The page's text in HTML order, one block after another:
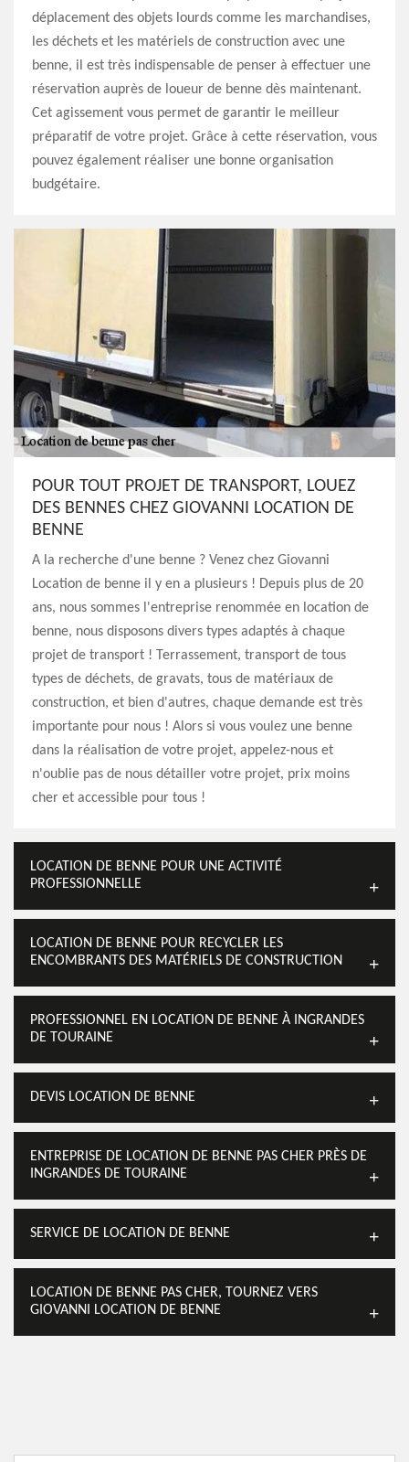
déplacement des objets lourds comme les marchandises,
les déchets et les matériels de construction avec une
benne, il est très indispensable de penser à effectuer une
réservation auprès de loueur de benne dès maintenant.
Cet agissement vous permet de garantir le meilleur
préparatif de votre projet. Grâce à cette réservation, vous
pouvez également réaliser une bonne organisation
budgétaire.
POUR TOUT PROJET DE TRANSPORT, LOUEZ
DES BENNES CHEZ GIOVANNI LOCATION DE
BENNE
A la recherche d'une benne ? Venez chez Giovanni
Location de benne il y en a plusieurs ! Depuis plus de 20
ans, nous sommes l'entreprise renommée en location de
benne, nous disposons divers types adaptés à chaque
projet de transport ! Terrassement, transport de tous
types de déchets, de gravats, tous de matériaux de
construction, et bien d'autres, chaque demande est très
importante pour nous ! Alors si vous voulez une benne
dans la réalisation de votre projet, appelez-nous et
n'oublie pas de nous détailler votre projet, prix moins
cher et accessible pour tous !
LOCATION DE BENNE POUR UNE ACTIVITÉ
PROFESSIONNELLE
LOCATION DE BENNE POUR RECYCLER LES
ENCOMBRANTS DES MATÉRIELS DE CONSTRUCTION
PROFESSIONNEL EN LOCATION DE BENNE À INGRANDES
DE TOURAINE
DEVIS LOCATION DE BENNE
ENTREPRISE DE LOCATION DE BENNE PAS CHER PRÈS DE
INGRANDES DE TOURAINE
SERVICE DE LOCATION DE BENNE
LOCATION DE BENNE PAS CHER, TOURNEZ VERS
GIOVANNI LOCATION DE BENNE